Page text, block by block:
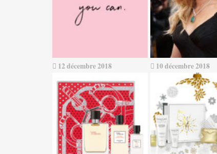
12 décembre 2018 10 décembre 2018